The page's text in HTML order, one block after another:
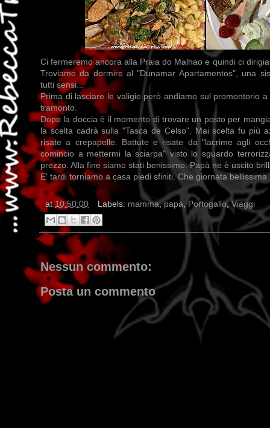
Ci fermeremo ancora alla Praia do Malhao e quindi ci
Troviamo da dormire al "Dunamar Apartamentos", una
tutti sensi...
Prima di lasciare le valigie però andiamo sul promontorio
tramonto.
Dopo la doccia è il momento di trovare un posto per
la scelta cadrà sulla "Tasca de Celso". Mai scelta fu più
risate a crepapelle. Battute e risate da "lacrime agli
comincio a mettermi la sciarpa" visto lo sguardo
prezzo. Alla fine siamo stati benissimo. Papà ne è uscito
E' tardi torniamo a casa piedi sfiniti. Che giornata bellissima
at10:50:00 Labels: mamma,papà,Portogallo,Viaggi
Nessun commento:
Posta un commento